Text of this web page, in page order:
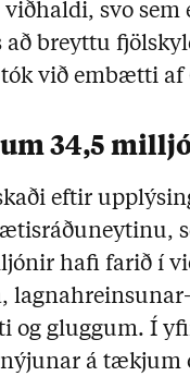
svo
breyttu
við embætti af
34,5
eftir
hafi farið í
og gluggum. Í
á tækjum